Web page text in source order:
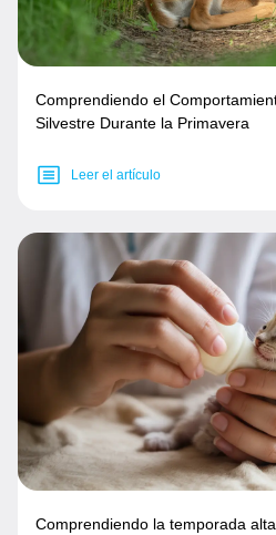
Comprendiendo el
Silvestre Durante la Primavera
Leer el artículo
Comprendiendo la temporada